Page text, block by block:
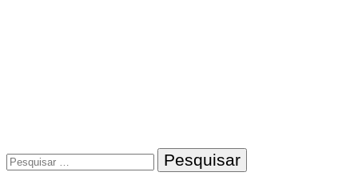
Pesquisar
por: